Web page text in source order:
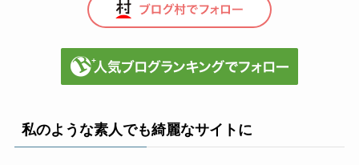
私のような素人でも綺麗なサイトに